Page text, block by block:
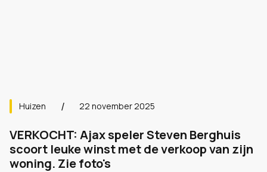
Huizen 22 november 2025
VERKOCHT: Ajax speler Steven Berghuis
scoort leuke winst met de verkoop van zijn
woning. Zie foto's